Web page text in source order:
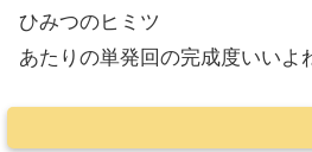
ひみつのヒミツ
あたりの単発回の完成度いいよ